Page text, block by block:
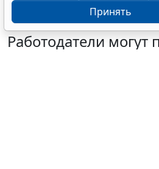
Работодатели могут
Принять